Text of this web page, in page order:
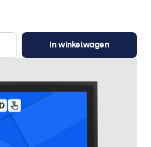
In winkelwagen